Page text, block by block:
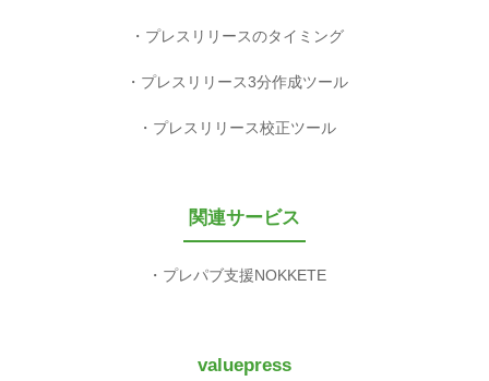
プレスリリースのタイミング
プレスリリース3分作成ツール
プレスリリース校正ツール
関連サービス
プレパブ支援NOKKETE
valuepress